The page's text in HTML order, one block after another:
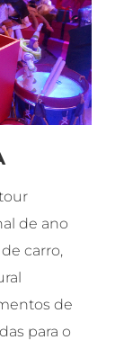
de ano
carro,
de
para o